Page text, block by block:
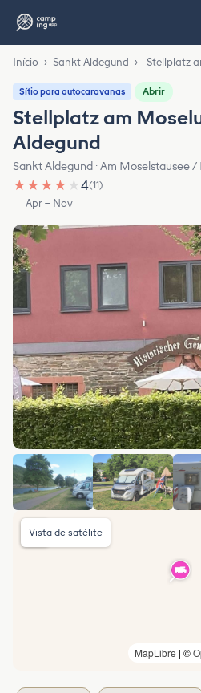
Início › Sankt Aldegund › Stellplatz
Sítio para autocaravanas Abrir
Stellplatz am
Aldegund
Sankt Aldegund · Am Moselstausee /
★ ★ ★ ★ ★4(11)
Apr – Nov
MapLibre | ©
Vista de satélite